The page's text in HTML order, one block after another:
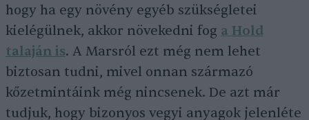
hogy ha egy növény egyéb szükségletei
kielégülnek, akkor növekedni fog a Hold
talaján is. A Marsról ezt még nem lehet
biztosan tudni, mivel onnan származó
kőzetmintáink még nincsenek. De azt már
tudjuk, hogy bizonyos vegyi anyagok jelenléte